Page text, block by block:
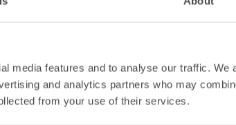
media features and to analyse our traffic. We
and analytics partners who may
from your use of their services.